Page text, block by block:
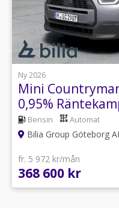
Ny 2026
Mini
0,95%
Bensin Automat
Bilia Group Göteborg
fr. 5 972 kr/mån
368 600 kr